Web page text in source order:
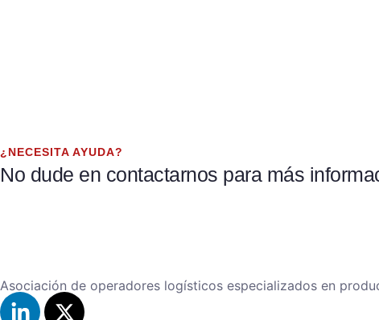
¿NECESITA AYUDA?
No dude en contactarnos para más
Asociación de operadores logísticos especializados en